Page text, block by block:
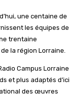
une centaine de
les équipes de
trentaine
la région Lorraine.
Campus Lorraine
et plus adaptés d’ici
des œuvres